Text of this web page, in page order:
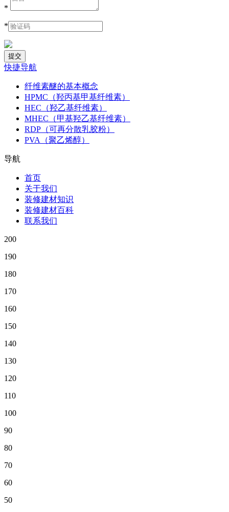
*
*
快捷导航
纤维素醚的基本概念
HPMC（羟丙基甲基纤维素）
HEC（羟乙基纤维素）
MHEC（甲基羟乙基纤维素）
RDP（可再分散乳胶粉）
PVA（聚乙烯醇）
导航
首页
关于我们
装修建材知识
装修建材百科
联系我们
200
190
180
170
160
150
140
130
120
110
100
90
80
70
60
50